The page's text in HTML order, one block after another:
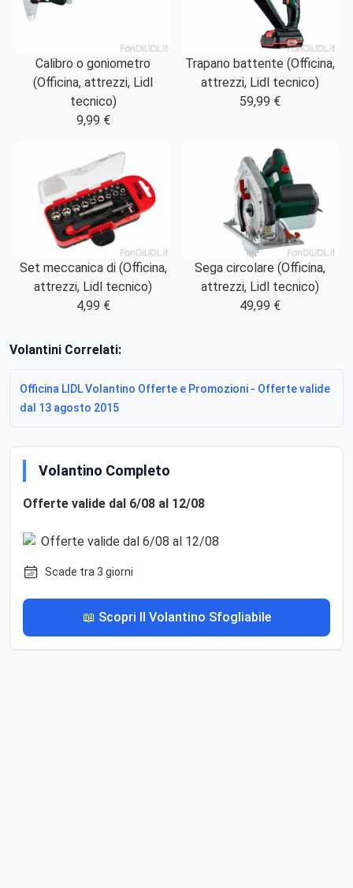
Calibro o goniometro
(Officina, attrezzi, Lidl
tecnico)
9,99 €
Trapano battente (Officina,
attrezzi, Lidl tecnico)
59,99 €
Set meccanica di (Officina,
attrezzi, Lidl tecnico)
4,99 €
Sega circolare (Officina,
attrezzi, Lidl tecnico)
49,99 €
Volantini Correlati:
Officina LIDL Volantino Offerte e Promozioni - Offerte valide
dal 13 agosto 2015
Volantino Completo
Offerte valide dal 6/08 al 12/08
Scade tra 3 giorni
📖 Scopri Il Volantino Sfogliabile